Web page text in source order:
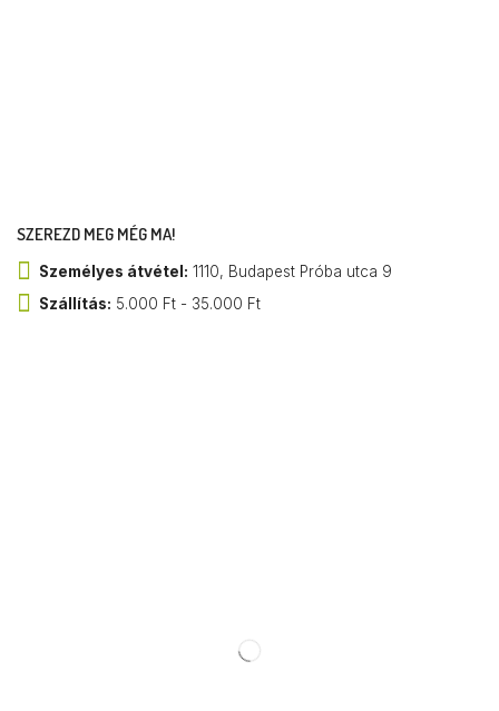
SZEREZD MEG MÉG MA!
Személyes átvétel: 1110, Budapest Próba utca 9
Szállítás: 5.000 Ft - 35.000 Ft